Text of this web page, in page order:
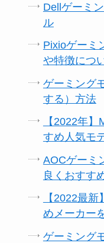
Dellゲーミ
ル
Pixioゲーミ
や特徴につ
ゲーミング
する）方法
【2022年
すめ人気モ
AOCゲーミ
良くおすす
【2022最
めメーカー
ゲーミング